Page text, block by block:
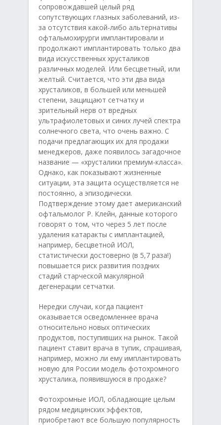
сопровождавшей целый ряд
сопутствующих глазных заболеваний, из-
за отсутствия какой-либо альтернативы
офтальмохирурги имплантировали и
продолжают имплантировать только два
вида искусственных хрусталиков
различных моделей. Или бесцветный, или
желтый. Считается, что эти два вида
хрусталиков, в большей или меньшей
степени, защищают сетчатку и
зрительный нерв от вредных
ультрафиолетовых и синих лучей спектра
солнечного света, что очень важно. С
подачи предлагающих их для продажи
менеджеров, даже появилось загадочное
название — «хрусталики премиум-класса».
Однако, как показывают жизненные
ситуации, эта защита осуществляется не
постоянно, а эпизодически.
Подтверждение этому дает американский
офтальмолог Р. Клейн, данные которого
говорят о том, что через 5 лет после
удаления катаракты с имплантацией,
например, бесцветной ИОЛ,
статистически достоверно (в 5,7 раза!)
повышается риск развития поздних
стадий старческой макулярной
дегенерации сетчатки.
Нередки случаи, когда пациент
оказывается осведомленнее врача
относительно новых оптических
продуктов, поступивших на рынок. Такой
пациент ставит врача в тупик, спрашивая,
например, можно ли ему имплантировать
новую для России модель фотохромного
хрусталика, появившуюся в продаже?
Фотохромные ИОЛ, обладающие целым
рядом медицинских эффектов,
приобретают все большую популярность